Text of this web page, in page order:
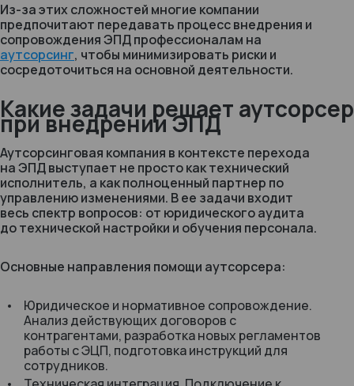
Из-за этих сложностей многие компании
предпочитают передавать процесс внедрения и
сопровождения ЭПД профессионалам на
аутсорсинг, чтобы минимизировать риски и
сосредоточиться на основной деятельности.
Какие задачи решает аутсорсер
при внедрении ЭПД
Аутсорсинговая компания в контексте перехода
на ЭПД выступает не просто как технический
исполнитель, а как полноценный партнер по
управлению изменениями. В ее задачи входит
весь спектр вопросов: от юридического аудита
до технической настройки и обучения персонала.
Основные направления помощи аутсорсера:
Юридическое и нормативное сопровождение.
Анализ действующих договоров с
контрагентами, разработка новых регламентов
работы с ЭЦП, подготовка инструкций для
сотрудников.